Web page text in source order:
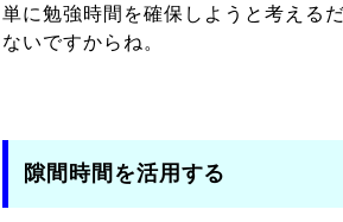
単に勉強時間を確保しようと考える
ないですからね。
隙間時間を活用する